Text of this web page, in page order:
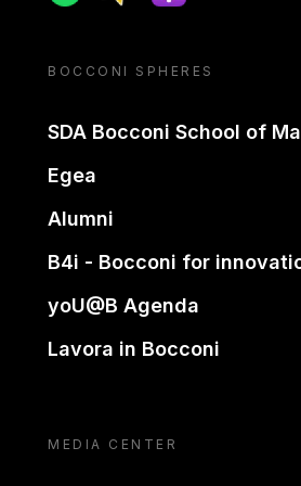
BOCCONI SPHERES
SDA Bocconi School of
Egea
Alumni
B4i - Bocconi for
yoU@B Agenda
Lavora in Bocconi
MEDIA CENTER